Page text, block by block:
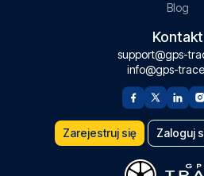
Blog
Kontakt
support@gps-
info@gps-
Zarejestruj się Zaloguj